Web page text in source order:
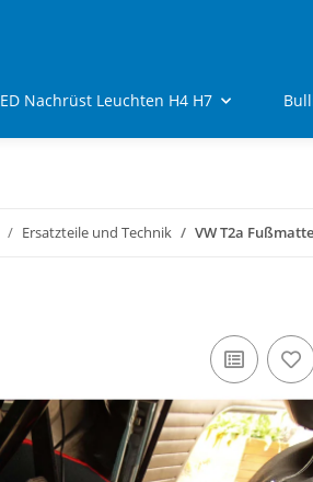
Nachrüst Leuchten H4 H7
Ersatzteile und Technik VW T2a